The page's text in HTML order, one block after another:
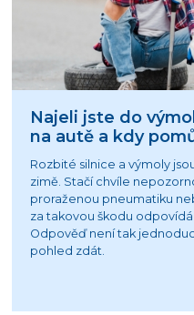
Najeli jste do
na autě a kdy
Rozbité silnice a výmoly
zimě. Stačí chvíle
proraženou pneumatiku
za takovou škodu
Odpověď není tak
pohled zdát.